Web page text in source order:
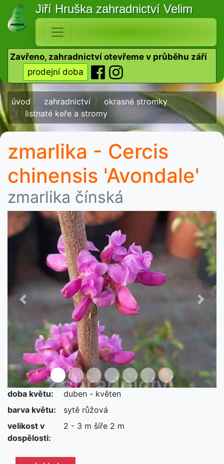
Jiří Hruška zahradnictví Velim
Zavřeno, zahradnictví otevřeme v průběhu září
prodejní doba
úvod zahradnictví
okrasné stromky
listnaté keře a stromy
zmarlika - Cercis
chinensis 'Avondale'
zmarlika čínská
Předchozí Další
doba květu:
duben - květen
barva květu:
sytě růžová
velikost v
dospělosti:
2 - 3 m šíře 2 m